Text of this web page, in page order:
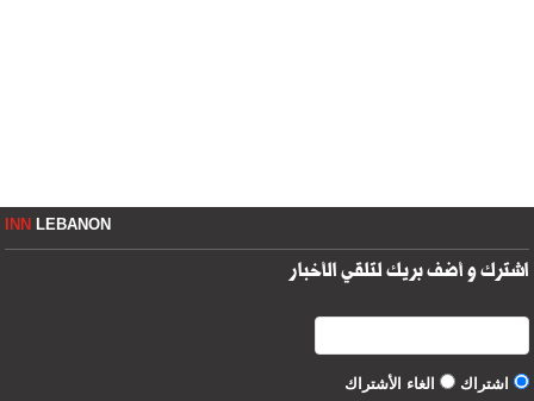
INNLEBANON
اشترك و أضف بريك لتلقي الأخبار
اشتراك الغاء الأشتراك